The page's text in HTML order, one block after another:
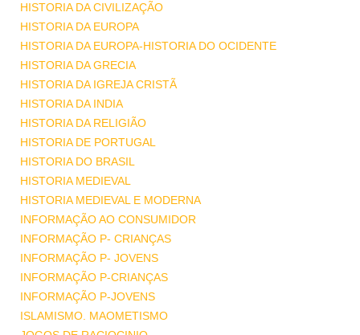
HISTORIA DA CIVILIZAÇÃO
HISTORIA DA EUROPA
HISTORIA DA EUROPA-HISTORIA DO OCIDENTE
HISTORIA DA GRECIA
HISTORIA DA IGREJA CRISTÃ
HISTORIA DA INDIA
HISTORIA DA RELIGIÃO
HISTORIA DE PORTUGAL
HISTORIA DO BRASIL
HISTORIA MEDIEVAL
HISTORIA MEDIEVAL E MODERNA
INFORMAÇÃO AO CONSUMIDOR
INFORMAÇÃO P- CRIANÇAS
INFORMAÇÃO P- JOVENS
INFORMAÇÃO P-CRIANÇAS
INFORMAÇÃO P-JOVENS
ISLAMISMO. MAOMETISMO